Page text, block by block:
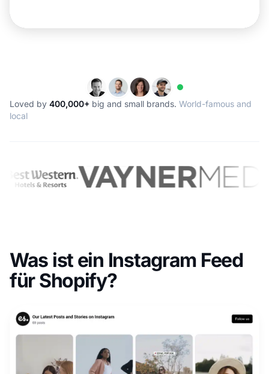
Loved by 400,000+ big and small brands. World-famous and
local
Was ist ein Instagram Feed
für Shopify?